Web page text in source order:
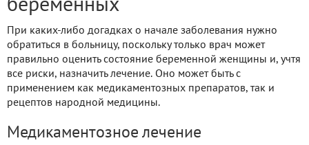
беременных
При каких-либо догадках о начале заболевания нужно
обратиться в больницу, поскольку только врач может
правильно оценить состояние беременной женщины и, учтя
все риски, назначить лечение. Оно может быть с
применением как медикаментозных препаратов, так и
рецептов народной медицины.
Медикаментозное лечение